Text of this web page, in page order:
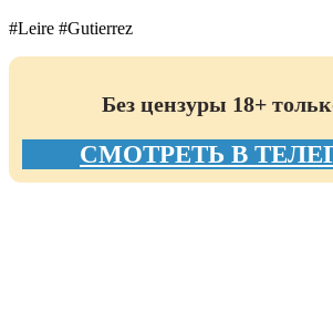
#Leire #Gutierrez
Без цензуры 18+
СМОТРЕТЬ В